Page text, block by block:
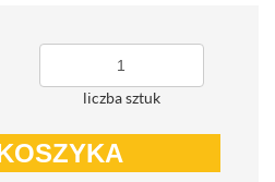
liczba sztuk